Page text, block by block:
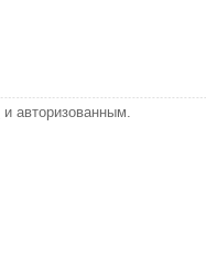
и авторизованным.